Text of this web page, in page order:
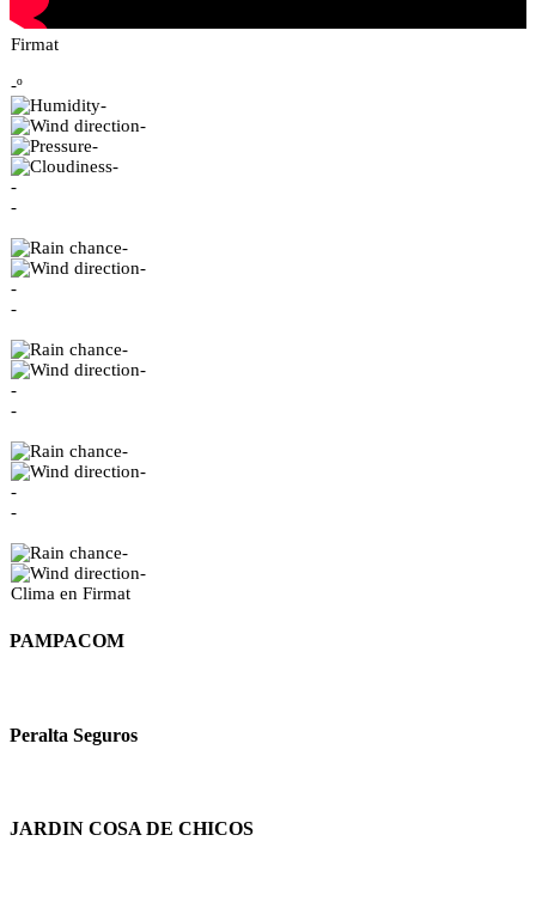
Firmat
-º
-
-
-
-
-
-
-
-
-
-
-
-
-
-
-
-
-
-
-
-
Clima en Firmat
PAMPACOM
Peralta Seguros
JARDIN COSA DE CHICOS